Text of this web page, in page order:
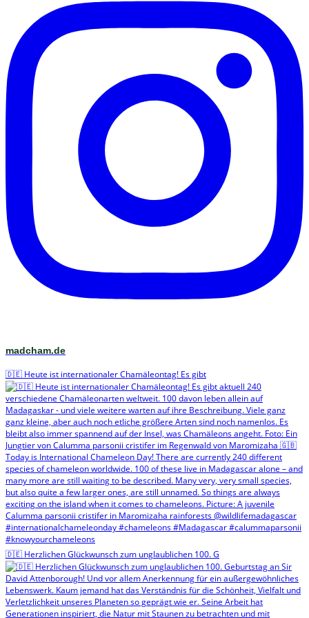
madcham.de
🇩🇪 Heute ist internationaler Chamäleontag! Es gibt
🇩🇪 Herzlichen Glückwunsch zum unglaublichen 100. G